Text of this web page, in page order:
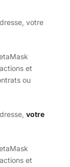
votre
et
ou
votre
et